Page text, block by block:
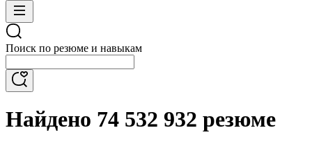
Поиск по резюме и навыкам
Найдено 74 532 932 резюме